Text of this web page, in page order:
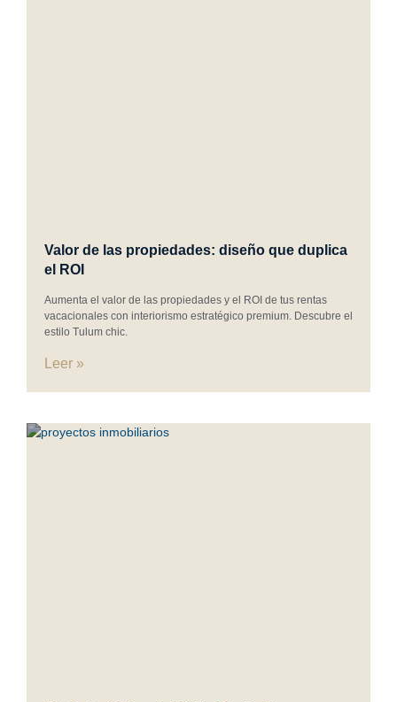
Valor de las propiedades: diseño que duplica
el ROI
Aumenta el valor de las propiedades y el ROI de tus rentas
vacacionales con interiorismo estratégico premium. Descubre el
estilo Tulum chic.
Leer »